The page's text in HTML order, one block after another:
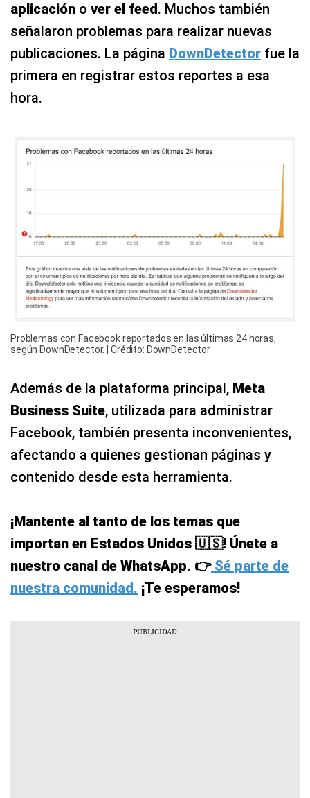
aplicación o ver el feed. Muchos también
señalaron problemas para realizar nuevas
publicaciones. La página DownDetector fue la
primera en registrar estos reportes a esa
hora.
Problemas con Facebook reportados en las últimas 24 horas,
según DownDetector. | Crédito: DownDetector
Además de la plataforma principal, Meta
Business Suite, utilizada para administrar
Facebook, también presenta inconvenientes,
afectando a quienes gestionan páginas y
contenido desde esta herramienta.
¡Mantente al tanto de los temas que
importan en Estados Unidos 🇺🇸! Únete a
nuestro canal de WhatsApp. 👉Sé parte de
nuestra comunidad. ¡Te esperamos!